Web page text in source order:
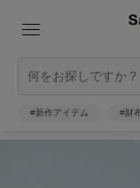
#新作アイテム #財